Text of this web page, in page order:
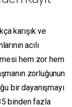
karışık ve
acılı
hem zor hem
zorluğunun
bir dayanışmayı
binden fazla